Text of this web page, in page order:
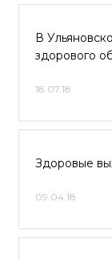
В
здорового
18.07.18
Здоровые
09.04.18